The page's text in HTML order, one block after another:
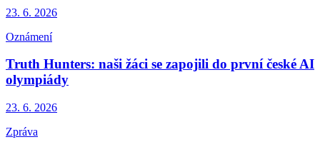
23. 6. 2026
Oznámení
Truth Hunters: naši žáci se zapojili do první české AI
olympiády
23. 6. 2026
Zpráva